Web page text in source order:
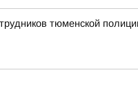
тюменской